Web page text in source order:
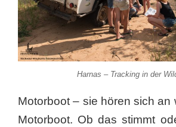
Harnas – Tracking in der
Motorboot – sie hören sich an
Motorboot. Ob das stimmt